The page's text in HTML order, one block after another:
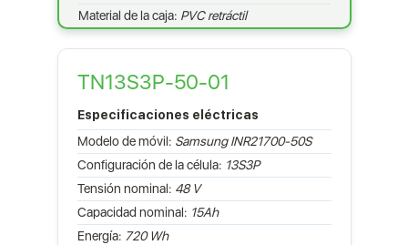
Material de la caja: PVC retráctil
TN13S3P-50-01
Especificaciones eléctricas
Modelo de móvil: Samsung INR21700-50S
Configuración de la célula: 13S3P
Tensión nominal: 48 V
Capacidad nominal: 15Ah
Energía: 720 Wh